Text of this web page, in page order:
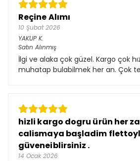
Reçine Alımı
10 Şubat 2026
YAKUP K.
Satın Alınmış
İlgi ve alaka çok güzel. Kargo çok
muhatap bulabilmek her an. Çok
hizli kargo dogru ürün her
calismaya başladim
güveneiblirsiniz .
14 Ocak 2026